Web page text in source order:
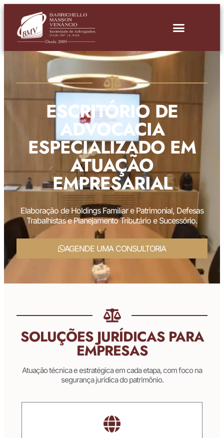
ESCRITÓRIO DE
ADVOCACIA
ESPECIALIZADO EM
ATUAÇÃO
EMPRESARIAL
Elaboração de Holdings Familiar e Patrimonial, Defesas
Trabalhistas e Planejamento Tributário e Sucessório.
AGENDE UMA CONSULTORIA
SOLUÇÕES JURÍDICAS PARA
EMPRESAS
Atuação técnica e estratégica em cada etapa, com foco na
segurança jurídica do patrimônio.